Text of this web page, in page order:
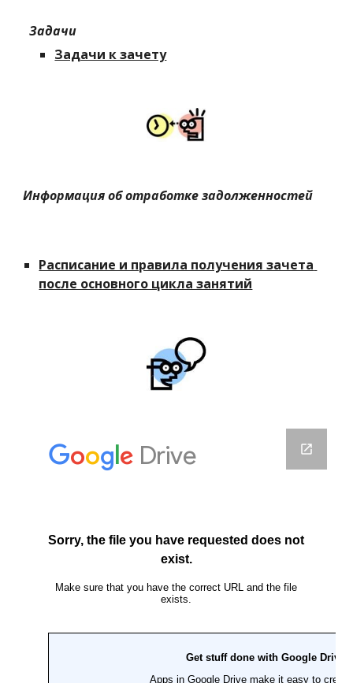
  Задачи
Задачи к зачету
Информация об отработке задолженностей
Расписание и правила получения зачета
после основного цикла занятий